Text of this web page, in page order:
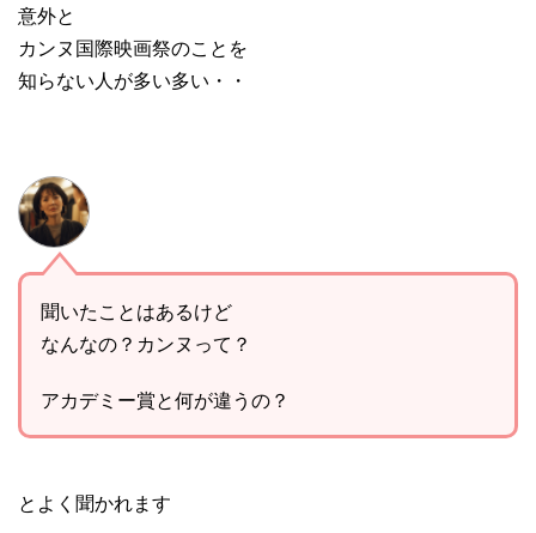
意外と
カンヌ国際映画祭のことを
知らない人が多い多い・・
聞いたことはあるけど
なんなの？カンヌって？
アカデミー賞と何が違うの？
とよく聞かれます